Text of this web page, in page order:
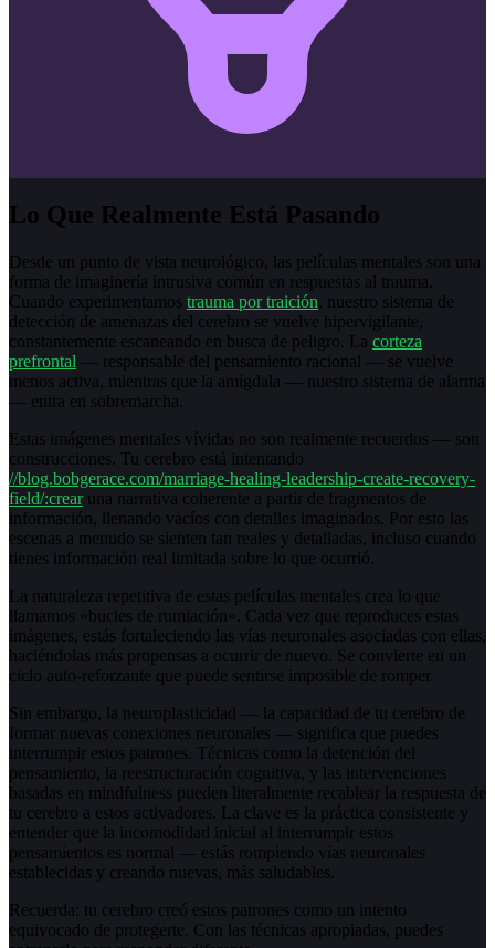
Lo Que Realmente Está Pasando
Desde un punto de vista neurológico, las películas mentales son una
forma de imaginería intrusiva común en respuestas al trauma.
Cuando experimentamos trauma por traición, nuestro sistema de
detección de amenazas del cerebro se vuelve hipervigilante,
constantemente escaneando en busca de peligro. La corteza
prefrontal — responsable del pensamiento racional — se vuelve
menos activa, mientras que la amígdala — nuestro sistema de alarma
— entra en sobremarcha.
Estas imágenes mentales vívidas no son realmente recuerdos — son
construcciones. Tu cerebro está intentando
//blog.bobgerace.com/marriage-healing-leadership-create-recovery-
field/:crearuna narrativa coherente a partir de fragmentos de
información, llenando vacíos con detalles imaginados. Por esto las
escenas a menudo se sienten tan reales y detalladas, incluso cuando
tienes información real limitada sobre lo que ocurrió.
La naturaleza repetitiva de estas películas mentales crea lo que
llamamos «bucles de rumiación». Cada vez que reproduces estas
imágenes, estás fortaleciendo las vías neuronales asociadas con ellas,
haciéndolas más propensas a ocurrir de nuevo. Se convierte en un
ciclo auto-reforzante que puede sentirse imposible de romper.
Sin embargo, la neuroplasticidad — la capacidad de tu cerebro de
formar nuevas conexiones neuronales — significa que puedes
interrumpir estos patrones. Técnicas como la detención del
pensamiento, la reestructuración cognitiva, y las intervenciones
basadas en mindfulness pueden literalmente recablear la respuesta de
tu cerebro a estos activadores. La clave es la práctica consistente y
entender que la incomodidad inicial al interrumpir estos
pensamientos es normal — estás rompiendo vías neuronales
establecidas y creando nuevas, más saludables.
Recuerda: tu cerebro creó estos patrones como un intento
equivocado de protegerte. Con las técnicas apropiadas, puedes